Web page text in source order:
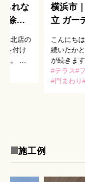
られな
除け
ェー
浜北店の
を付け
。 空
横浜市
立 ガー
ンなテ
こんにち
続いたか
が続きま
しでしょ
浜市でガ
テラス
門まわり
施工例